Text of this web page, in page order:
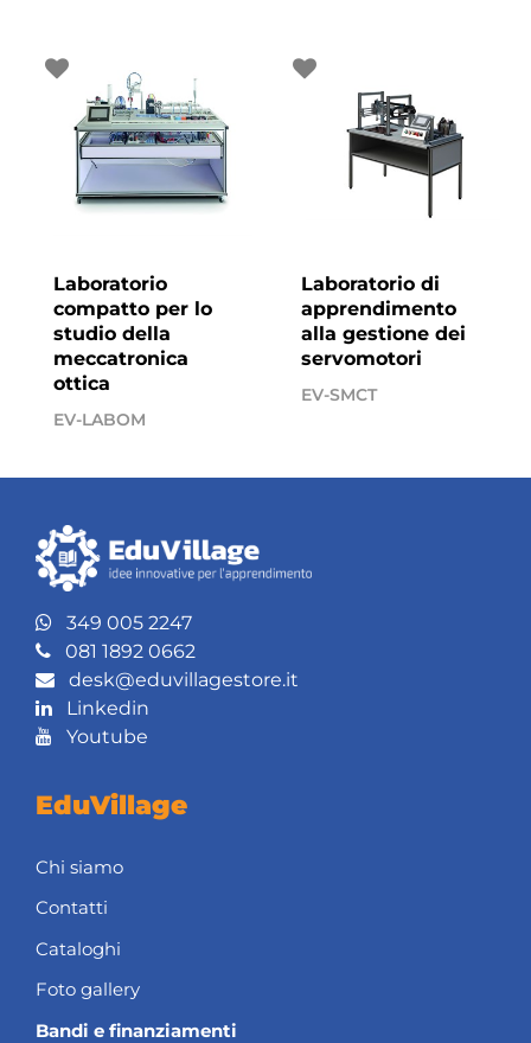
Laboratorio
compatto per lo
studio della
meccatronica
ottica
EV-LABOM
Laboratorio di
apprendimento
alla gestione dei
servomotori
EV-SMCT
349 005 2247
081 1892 0662
desk@eduvillagestore.it
Linkedin
Youtube
EduVillage
Chi siamo
Contatti
Cataloghi
Foto gallery
Bandi e finanziamenti